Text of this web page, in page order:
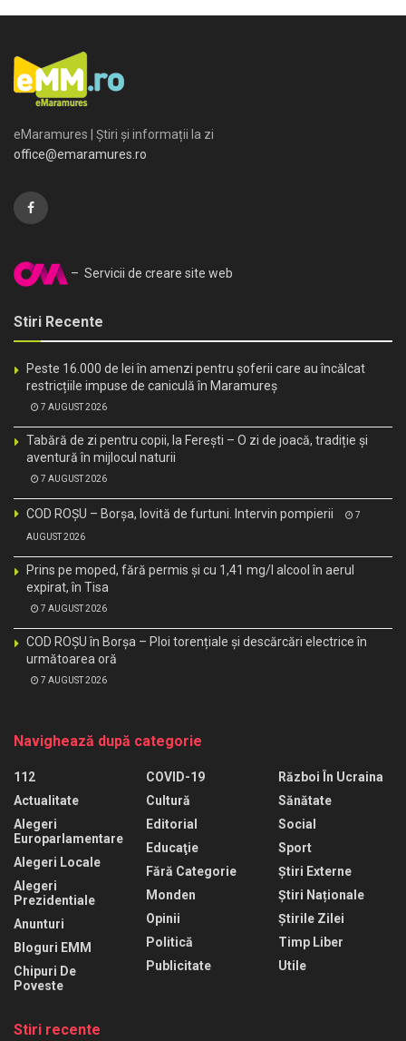
eMaramures | Știri și informații la zi
office@emaramures.ro
– Servicii de creare site web
Stiri Recente
Peste 16.000 de lei în amenzi pentru șoferii care au încălcat
restricțiile impuse de caniculă în Maramureș
7 AUGUST 2026
Tabără de zi pentru copii, la Ferești – O zi de joacă, tradiție și
aventură în mijlocul naturii
7 AUGUST 2026
COD ROȘU – Borșa, lovită de furtuni. Intervin pompierii 7
AUGUST 2026
Prins pe moped, fără permis și cu 1,41 mg/l alcool în aerul
expirat, în Tisa
7 AUGUST 2026
COD ROȘU în Borșa – Ploi torențiale și descărcări electrice în
următoarea oră
7 AUGUST 2026
Navighează după categorie
112
Actualitate
Alegeri
Europarlamentare
Alegeri Locale
Alegeri
Prezidentiale
Anunturi
Bloguri EMM
Chipuri De
Poveste
COVID-19
Cultură
Editorial
Educaţie
Fără Categorie
Monden
Opinii
Politică
Publicitate
Război În Ucraina
Sănătate
Social
Sport
Știri Externe
Știri Naționale
Știrile Zilei
Timp Liber
Utile
Stiri recente